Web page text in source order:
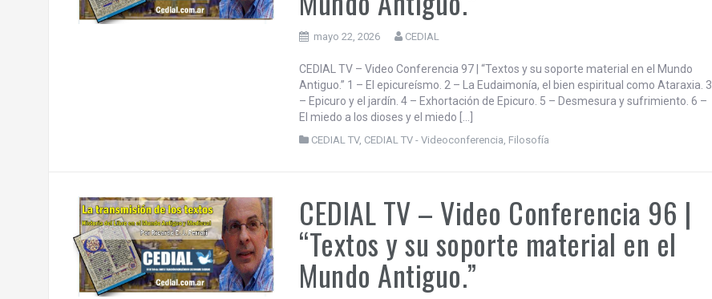
mayo 22, 2026 CEDIAL
CEDIAL TV – Video Conferencia 97 | “Textos y su soporte material en el Mundo
Antiguo.” 1 – El epicureísmo. 2 – La Eudaimonía, el bien espiritual como Ataraxia. 3
– Epicuro y el jardín. 4 – Exhortación de Epicuro. 5 – Desmesura y sufrimiento. 6 –
El miedo a los dioses y el miedo […]
CEDIAL TV, CEDIAL TV - Videoconferencia, Filosofía
CEDIAL TV – Video Conferencia 96 |
“Textos y su soporte material en el
Mundo Antiguo.”